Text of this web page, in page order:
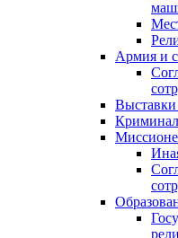
Армия и
Криминал